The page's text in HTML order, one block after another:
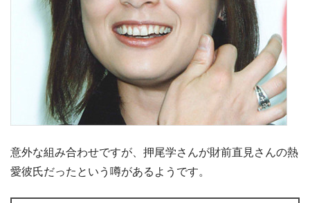
意外な組み合わせですが、押尾学さんが財前直見さんの熱
愛彼氏だったという噂があるようです。